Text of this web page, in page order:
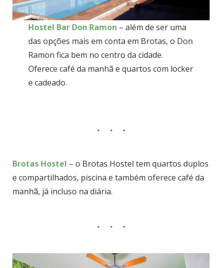
Hostel Bar Don Ramon – além de ser uma
das opções mais em conta em Brotas, o Don
Ramon fica bem no centro da cidade.
Oferece café da manhã e quartos com locker
e cadeado.
Brotas Hostel – o Brotas Hostel tem quartos duplos
e compartilhados, piscina e também oferece café da
manhã, já incluso na diária.